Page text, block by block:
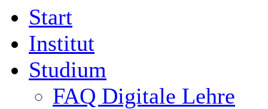
Start
Institut
Studium
FAQ Digitale Lehre